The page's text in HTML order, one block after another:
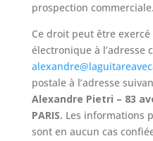
prospection commerciale.
Ce droit peut être
électronique à l’adresse
postale à l’adresse
Alexandre Pietri – 83
PARIS. Les informations
sont en aucun cas